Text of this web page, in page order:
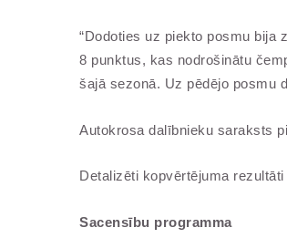
“Dodoties uz piekto posmu
8 punktus, kas nodrošinātu
šajā sezonā. Uz pēdējo posmu
Autokrosa dalībnieku saraksts
Detalizēti kopvērtējuma
Sacensību programma